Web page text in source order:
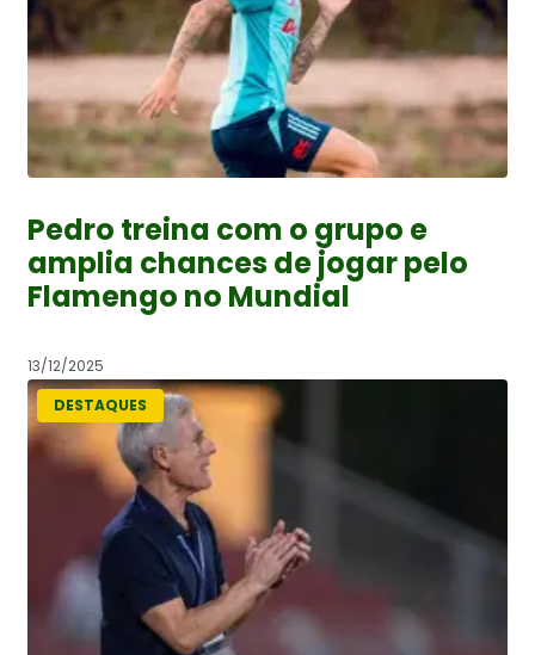
Pedro treina com o grupo e
amplia chances de jogar pelo
Flamengo no Mundial
13/12/2025
DESTAQUES